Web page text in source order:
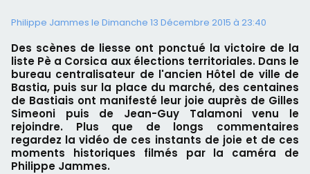
Philippe Jammes le Dimanche 13 Décembre 2015 à 23:40
Des scènes de liesse ont ponctué la victoire de la
liste Pè a Corsica aux élections territoriales. Dans le
bureau centralisateur de l'ancien Hôtel de ville de
Bastia, puis sur la place du marché, des centaines
de Bastiais ont manifesté leur joie auprès de Gilles
Simeoni puis de Jean-Guy Talamoni venu le
rejoindre. Plus que de longs commentaires
regardez la vidéo de ces instants de joie et de ces
moments historiques filmés par la caméra de
Philippe Jammes.